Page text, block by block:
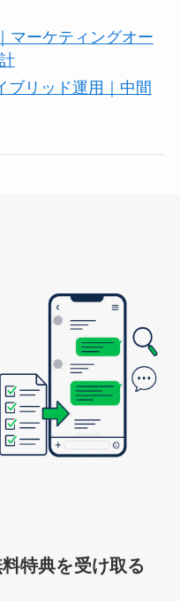
マーケティングオー
ブリッド運用｜中間
特典を受け取る